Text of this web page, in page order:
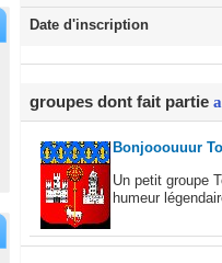
Date d'inscription
groupes dont fait partie
Bonjooouuur
Un petit groupe
humeur